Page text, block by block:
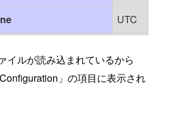
UTC
イルが読み込まれているから
」の項目に表示され